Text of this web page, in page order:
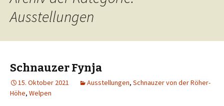
Ausstellungen
Schnauzer Fynja
15. Oktober 2021 Ausstellungen, Schnauzer von der Röher-
Höhe, Welpen